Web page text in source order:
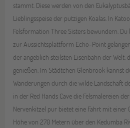
stammt. Diese werden von den
Lieblingsspeise der putzigen Koalas. In
Felsformation Three Sisters bewundern.
zur Aussichtsplattform Echo-Point
der angeblich steilsten Eisenbahn der Welt,
genießen. Im Städtchen Glenbrook kannst
Wanderungen durch die wilde Landschaft
in der Red Hands Cave die Felsmalereien
Nervenkitzel pur bietet eine Fahrt mit einer
Höhe von 270 Metern über den Kedumba